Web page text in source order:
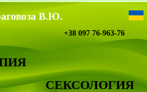
В.Ю.
+38 097 76-963-76
СЕКСОЛОГИЯ